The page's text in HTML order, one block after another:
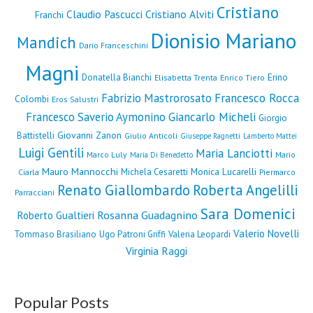
Franchi Claudio Pascucci Cristiano Alviti Cristiano
Mandich Dario Franceschini Dionisio Mariano
Magni Donatella Bianchi Elisabetta Trenta Enrico Tiero Erino
Colombi Eros Salustri Fabrizio Mastrorosato Francesco Rocca
Francesco Saverio Aymonino Giancarlo Micheli Giorgio
Battistelli Giovanni Zanon Giulio Anticoli Giuseppe Ragnetti Lamberto Mattei
Luigi Gentili Marco Luly Maria Di Benedetto Maria Lanciotti Mario
Ciarla Mauro Mannocchi Michela Cesaretti Monica Lucarelli Piermarco
Parracciani Renato Giallombardo Roberta Angelilli
Roberto Gualtieri Rosanna Guadagnino Sara Domenici
Tommaso Brasiliano Ugo Patroni Griffi Valeria Leopardi Valerio Novelli
Virginia Raggi
Popular Posts